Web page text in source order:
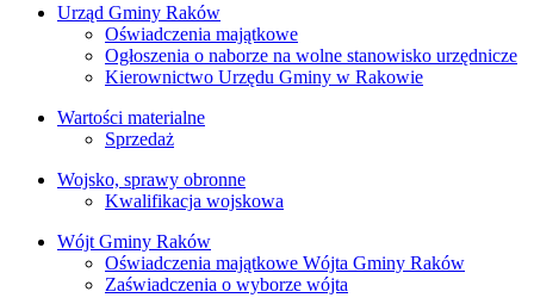
Urząd Gminy Raków
Oświadczenia majątkowe
Ogłoszenia o naborze na wolne stanowisko urzędnicze
Kierownictwo Urzędu Gminy w Rakowie
Wartości materialne
Sprzedaż
Wojsko, sprawy obronne
Kwalifikacja wojskowa
Wójt Gminy Raków
Oświadczenia majątkowe Wójta Gminy Raków
Zaświadczenia o wyborze wójta